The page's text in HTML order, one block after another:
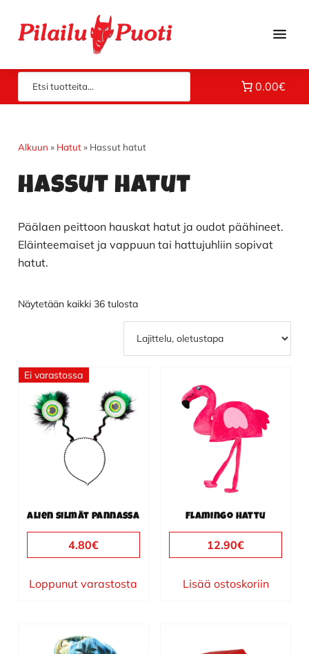
pääsisältöön
ensisijaiseen
sivupalkkiin
alatunnisteeseen
Pilailupuoti
Piloilla
Klikkaa
tutustu
0.00€
Alkuun » Hatut» Hassut hatut
Hassut hatut
Päälaen peittoon hauskat hatut ja oudot päähineet.
Eläinteemaiset ja vappuun tai hattujuhliin sopivat
hatut.
Näytetään kaikki 36 tulosta
Ei varastossa
Alien silmät pannassa
4.80€
Loppunut varastosta
Flamingo hattu
12.90€
Lisää ostoskoriin